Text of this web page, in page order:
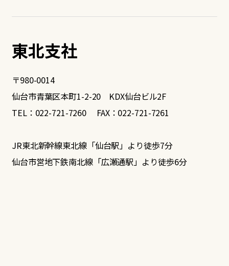
東北支社
〒980-0014
仙台市青葉区本町1-2-20 KDX仙台ビル2F
TEL：022-721-7260 FAX：022-721-7261
JR東北新幹線東北線「仙台駅」より徒歩7分
仙台市営地下鉄南北線「広瀬通駅」より徒歩6分